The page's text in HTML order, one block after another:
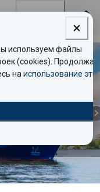
используем файлы
(cookies). Продолжая
на использование